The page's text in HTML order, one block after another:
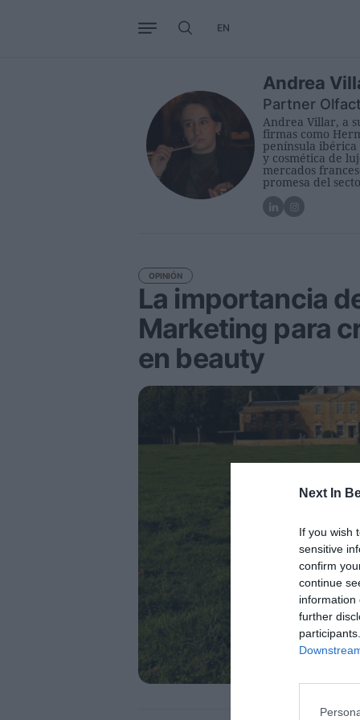
Next In
If you wish
sensitive
confirm
continue
information
further
EN
Andrea
Partner
Andrea Villar, a
firmas como
península
y cosmética de
mercados
promesa del
La importancia
Marketing para
en beauty
OPINIÓN